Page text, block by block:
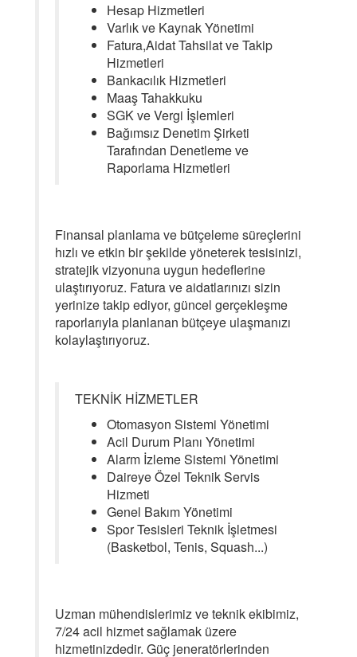
Hesap Hizmetleri
Varlık ve Kaynak Yönetimi
Fatura,Aidat Tahsilat ve Takip
Hizmetleri
Bankacılık Hizmetleri
Maaş Tahakkuku
SGK ve Vergi İşlemleri
Bağımsız Denetim Şirketi
Tarafından Denetleme ve
Raporlama Hizmetleri
Finansal planlama ve bütçeleme süreçlerini
hızlı ve etkin bir şekilde yöneterek tesisinizi,
stratejik vizyonuna uygun hedeflerine
ulaştırıyoruz. Fatura ve aidatlarınızı sizin
yerinize takip ediyor, güncel gerçekleşme
raporlarıyla planlanan bütçeye ulaşmanızı
kolaylaştırıyoruz.
TEKNİK HİZMETLER
Otomasyon Sistemi Yönetimi
Acil Durum Planı Yönetimi
Alarm İzleme Sistemi Yönetimi
Daireye Özel Teknik Servis
Hizmeti
Genel Bakım Yönetimi
Spor Tesisleri Teknik İşletmesi
(Basketbol, Tenis, Squash...)
Uzman mühendislerimiz ve teknik ekibimiz,
7/24 acil hizmet sağlamak üzere
hizmetinizdedir. Güç jeneratörlerinden